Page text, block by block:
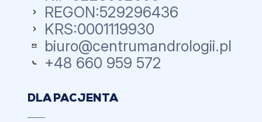
REGON:529296436
KRS:0001119930
biuro@centrumandrologii.pl
+48 660 959 572
DLA PACJENTA